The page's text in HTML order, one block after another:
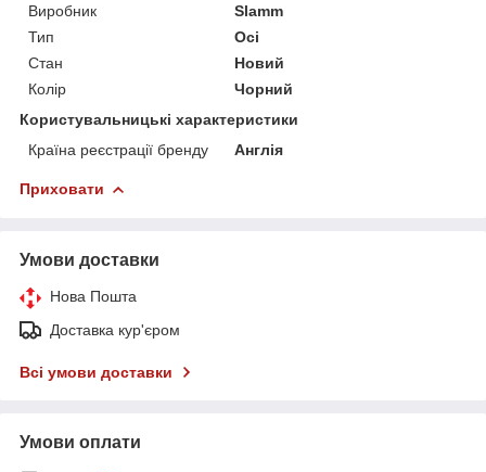
Виробник
Slamm
Тип
Осі
Стан
Новий
Колір
Чорний
Користувальницькі характеристики
Країна реєстрації бренду
Англія
Приховати
Умови доставки
Нова Пошта
Доставка кур'єром
Всі умови доставки
Умови оплати